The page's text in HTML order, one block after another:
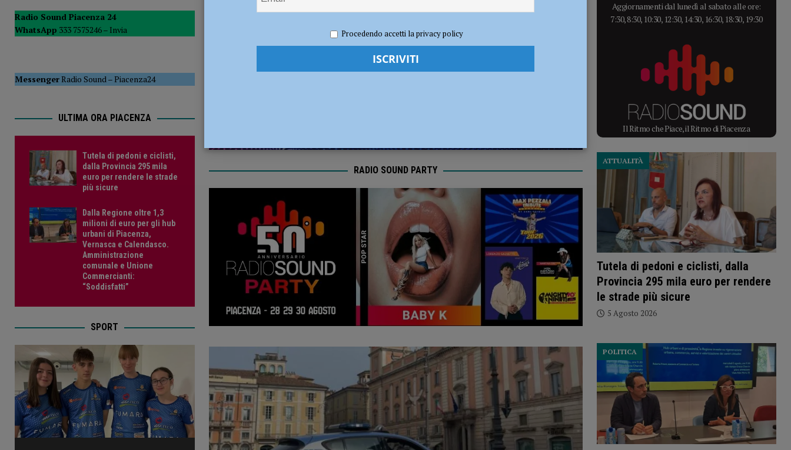
POLITICA
[ 5 Agosto 2026 ] Caldo estremo e asili nido, Tagliaferri (FdI): “Verificare subito la situazione nella provincia di Piacenza”
Redazione FG Cronaca Piacenza
RADIO SOUND PARTY
Radio Sound Piacenza 24
WhatsApp 333 7575246 – Invia
MessengerRadio Sound–Piacenza24
ULTIMA ORA PIACENZA
Tutela di pedoni e ciclisti,
dalla Provincia 295 mila
euro per rendere le strade
più sicure
Dalla Regione oltre 1,3
milioni di euro per gli hub
urbani di Piacenza,
Vernasca e Calendasco.
Amministrazione
comunale e Unione
Commercianti:
“Soddisfatti”
SPORT
Aggiornamenti dal lunedì al sabato alle ore:
7:30, 8:30, 10:30, 12:30, 14:30, 16:30, 18:30, 19:30
Il Ritmo che Piace, il Ritmo di Piacenza
Tutela di pedoni e ciclisti, dalla
Provincia 295 mila euro per rendere
le strade più sicure
ATTUALITÀ
5 Agosto 2026
POLITICA
Procedendo accetti la privacy policy